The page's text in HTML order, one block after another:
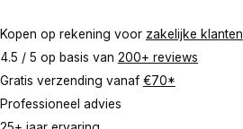
Kopen op rekening voor zakelijke klanten
4.5 / 5 op basis van 200+ reviews
Gratis verzending vanaf €70*
Professioneel advies